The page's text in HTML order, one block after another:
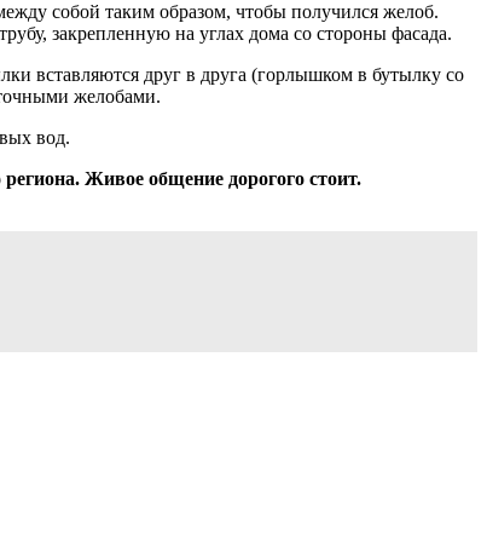
собой таким образом, чтобы получился желоб.
закрепленную на углах дома со стороны фасада.
вставляются друг в друга (горлышком в бутылку со
желобами.
вод.
Живое общение дорогого стоит.